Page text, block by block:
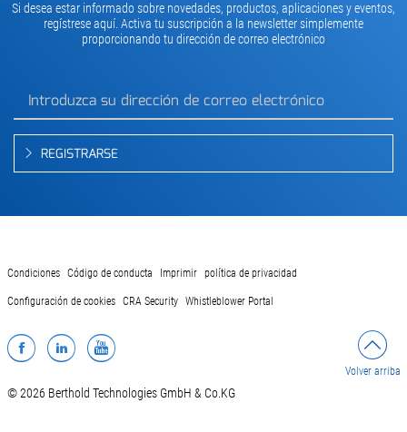
Si desea estar informado sobre novedades, productos, aplicaciones y eventos,
regístrese aquí. Activa tu suscripción a la newsletter simplemente
proporcionando tu dirección de correo electrónico
REGISTRARSE
Condiciones Código de conducta Imprimir política de privacidad
Configuración de cookies CRA Security Whistleblower Portal
Facebook
LinkedInYouTube
Volver arriba
© 2026 Berthold Technologies GmbH & Co.KG